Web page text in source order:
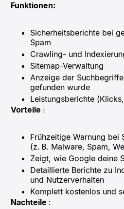
Funktionen:
Sicherheitsberichte bei
Spam
Crawling- und
Sitemap-Verwaltung
Anzeige der
gefunden wurde
Leistungsberichte
Vorteile :
Frühzeitige Warnung bei
(z. B. Malware, Spam,
Zeigt, wie Google deine
Detaillierte Berichte zu
und Nutzerverhalten
Komplett kostenlos und
Nachteile :